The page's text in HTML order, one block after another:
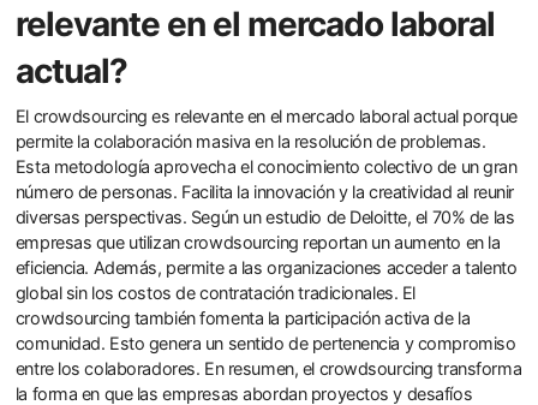
relevante en el mercado laboral
actual?
El crowdsourcing es relevante en el mercado laboral actual porque
permite la colaboración masiva en la resolución de problemas.
Esta metodología aprovecha el conocimiento colectivo de un gran
número de personas. Facilita la innovación y la creatividad al reunir
diversas perspectivas. Según un estudio de Deloitte, el 70% de las
empresas que utilizan crowdsourcing reportan un aumento en la
eficiencia. Además, permite a las organizaciones acceder a talento
global sin los costos de contratación tradicionales. El
crowdsourcing también fomenta la participación activa de la
comunidad. Esto genera un sentido de pertenencia y compromiso
entre los colaboradores. En resumen, el crowdsourcing transforma
la forma en que las empresas abordan proyectos y desafíos